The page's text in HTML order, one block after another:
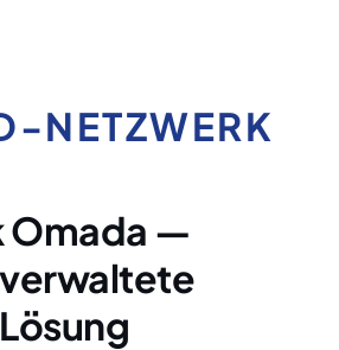
NETZWERK
Omada —